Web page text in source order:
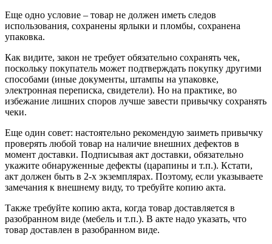
Еще одно условие – товар не должен иметь следов
использования, сохранены ярлыки и пломбы, сохранена
упаковка.
Как видите, закон не требует обязательно сохранять чек,
поскольку покупатель может подтверждать покупку другими
способами (иные документы, штампы на упаковке,
электронная переписка, свидетели). Но на практике, во
избежание лишних споров лучше завести привычку сохранять
чеки.
Еще один совет: настоятельно рекомендую заиметь привычку
проверять любой товар на наличие внешних дефектов в
момент доставки. Подписывая акт доставки, обязательно
укажите обнаруженные дефекты (царапины и т.п.). Кстати,
акт должен быть в 2-х экземплярах. Поэтому, если указываете
замечания к внешнему виду, то требуйте копию акта.
Также требуйте копию акта, когда товар доставляется в
разобранном виде (мебель и т.п.). В акте надо указать, что
товар доставлен в разобранном виде.